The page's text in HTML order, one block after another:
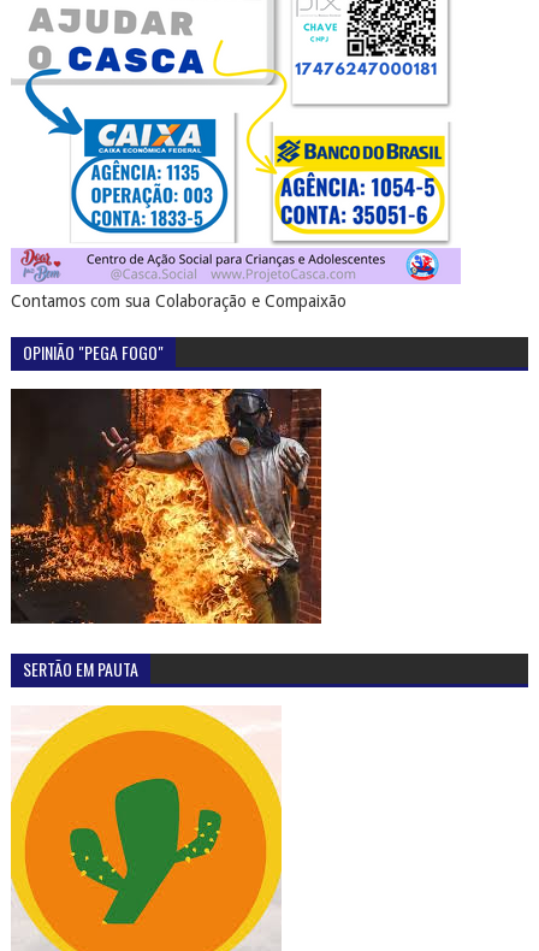
Contamos com sua Colaboração e Compaixão
OPINIÃO "PEGA FOGO"
SERTÃO EM PAUTA